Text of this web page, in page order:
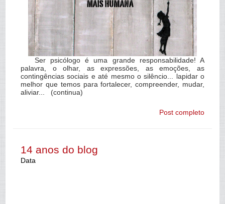
Ser psicólogo é uma grande responsabilidade! A
palavra, o olhar, as expressões, as emoções, as
contingências sociais e até mesmo o silêncio... lapidar o
melhor que temos para fortalecer, compreender, mudar,
aliviar... (continua)
Post completo
14 anos do blog
Data